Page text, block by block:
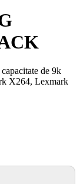
de 9k
X264, Lexmark